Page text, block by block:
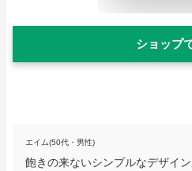
ショップ
エイム(50代・男性)
飽きの来ないシンプルなデザイ